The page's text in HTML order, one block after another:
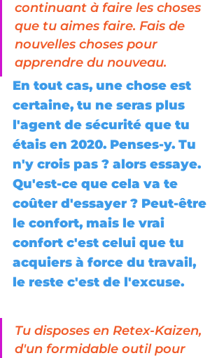
continuant à faire les choses
que tu aimes faire. Fais de
nouvelles choses pour
apprendre du nouveau.
En tout cas, une chose est
certaine, tu ne seras plus
l'agent de sécurité que tu
étais en 2020. Penses-y. Tu
n'y crois pas ? alors essaye.
Qu'est-ce que cela va te
coûter d'essayer ? Peut-être
le confort, mais le vrai
confort c'est celui que tu
acquiers à force du travail,
le reste c'est de l'excuse.
Tu disposes en Retex-Kaizen,
d'un formidable outil pour